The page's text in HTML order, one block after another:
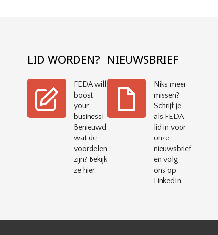
LID WORDEN?
FEDA will
boost
your
business!
Benieuwd
wat de
voordelen
zijn? Bekijk
ze hier.
NIEUWSBRIEF
Niks meer
missen?
Schrijf je
als FEDA-
lid in voor
onze
nieuwsbrief
en volg
ons op
LinkedIn.